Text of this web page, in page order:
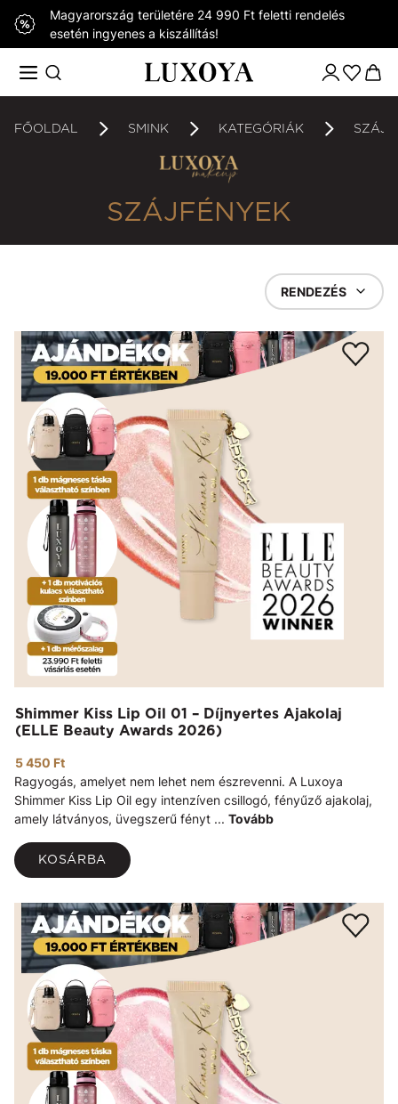
Magyarország területére 24 990 Ft feletti rendelés
esetén ingyenes a kiszállítás!
FŐOLDAL SMINK KATEGÓRIÁK
SZÁJFÉNYEK
RENDEZÉS
Shimmer Kiss Lip Oil 01 – Díjnyertes Ajakolaj
(ELLE Beauty Awards 2026)
5 450 Ft
Ragyogás, amelyet nem lehet nem észrevenni. A Luxoya
Shimmer Kiss Lip Oil egy intenzíven csillogó, fényűző ajakolaj,
amely látványos, üvegszerű fényt ... Tovább
KOSÁRBA